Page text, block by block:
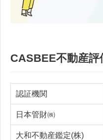
CASBEE不動産評
認証機関
日本管財㈱
大和不動産鑑定(株)